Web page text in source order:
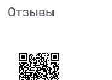
Отзывы